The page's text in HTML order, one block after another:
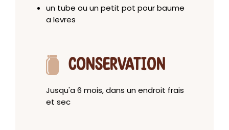
un tube ou un petit pot pour baume
a levres
CONSERVATION
Jusqu'a 6 mois, dans un endroit frais
et sec